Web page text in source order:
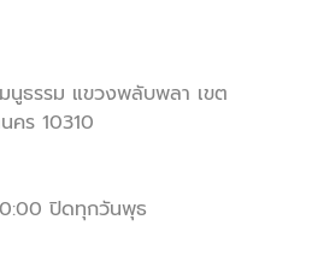
ธรรม แขวงพลับพลา เขต
คร 10310
ปิดทุกวันพุธ